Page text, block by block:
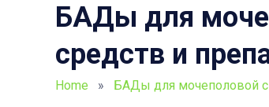
БАДы для
средств и
Home » БАДы для мочеполовой